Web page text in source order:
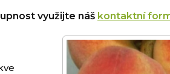
využijte náš kontaktní